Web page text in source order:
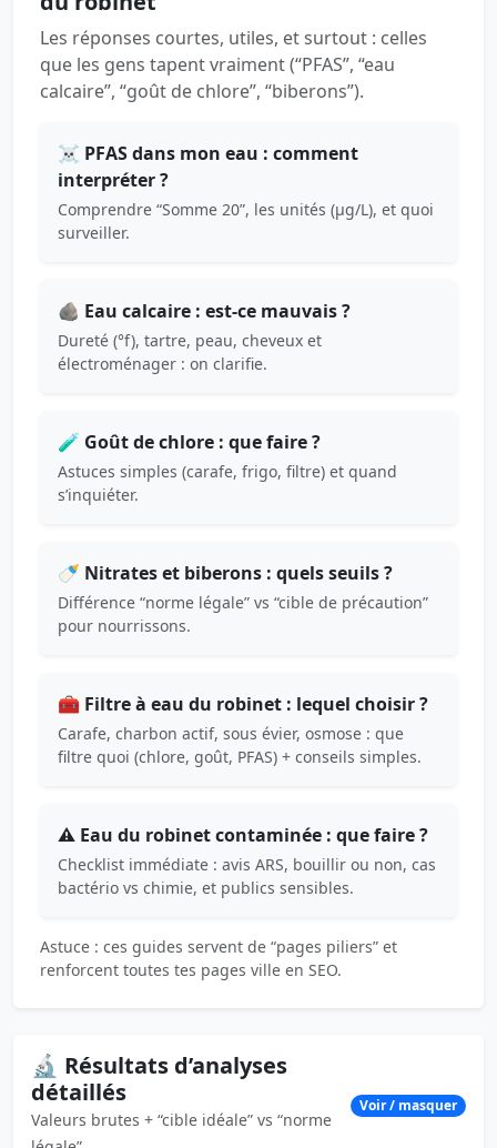
Les réponses courtes, utiles, et surtout : celles
que les gens tapent vraiment (“PFAS”, “eau
calcaire”, “goût de chlore”, “biberons”).
☠️ PFAS dans mon eau : comment
interpréter ?
Comprendre “Somme 20”, les unités (µg/L), et quoi
surveiller.
🪨 Eau calcaire : est-ce mauvais ?
Dureté (°f), tartre, peau, cheveux et
électroménager : on clarifie.
🧪 Goût de chlore : que faire ?
Astuces simples (carafe, frigo, filtre) et quand
s’inquiéter.
🍼 Nitrates et biberons : quels seuils ?
Différence “norme légale” vs “cible de précaution”
pour nourrissons.
🧰 Filtre à eau du robinet : lequel choisir ?
Carafe, charbon actif, sous évier, osmose : que
filtre quoi (chlore, goût, PFAS) + conseils simples.
⚠️ Eau du robinet contaminée : que faire ?
Checklist immédiate : avis ARS, bouillir ou non, cas
bactério vs chimie, et publics sensibles.
Astuce : ces guides servent de “pages piliers” et
renforcent toutes tes pages ville en SEO.
🔬 Résultats d’analyses
détaillés
Valeurs brutes + “cible idéale” vs “norme
Voir / masquer